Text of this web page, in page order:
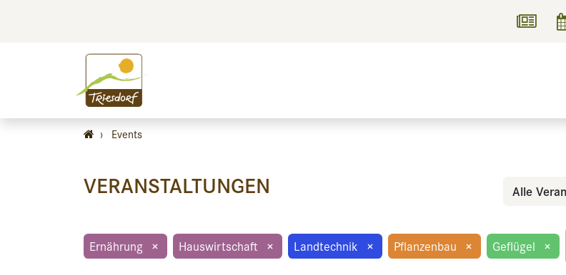
› Events
VERANSTALTUNGEN Alle
Ernährung × Hauswirtschaft × Landtechnik × Pflanzenbau × Geflügel ×